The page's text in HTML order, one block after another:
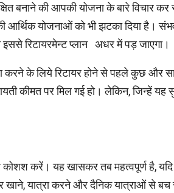
बनाने की आपकी योजना के बारे विचार
आर्थिक योजनाओं को भी झटका दिया है।
रिटायरमेन्ट प्लान अधर में पड़ जाएगा।
करने के लिये रिटायर होने से पहले कुछ और
कीमत पर मिल गई हो। लेकिन, जिन्हें यह
करें। यह खासकर तब महत्वपूर्ण है,
खाने, यात्रा करने और दैनिक यात्राओं से